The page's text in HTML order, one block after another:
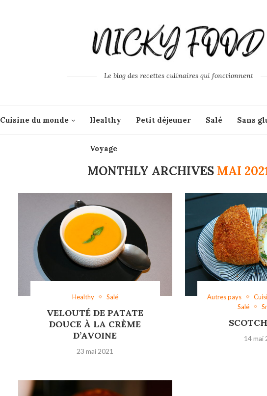
Le blog des recettes culinaires qui fonctionnent
Cuisine du monde Healthy Petit déjeuner Salé Sans
Voyage
MONTHLY ARCHIVES MAI
Healthy Salé
VELOUTÉ DE PATATE
DOUCE À LA CRÈME
D’AVOINE
23 mai 2021
Autres pays
Salé
14 mai